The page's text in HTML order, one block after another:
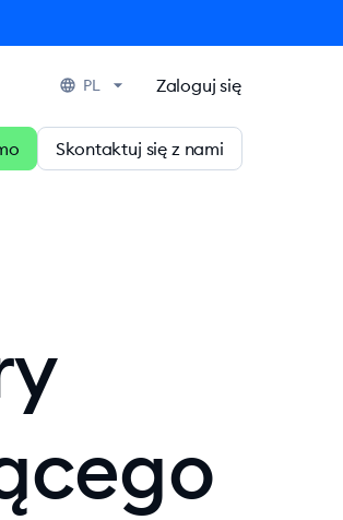
PL Zaloguj się
Skontaktuj się z nami